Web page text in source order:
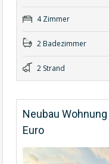
4 Zimmer
2 Badezimmer
2 Strand
Neubau Wohnung
Euro